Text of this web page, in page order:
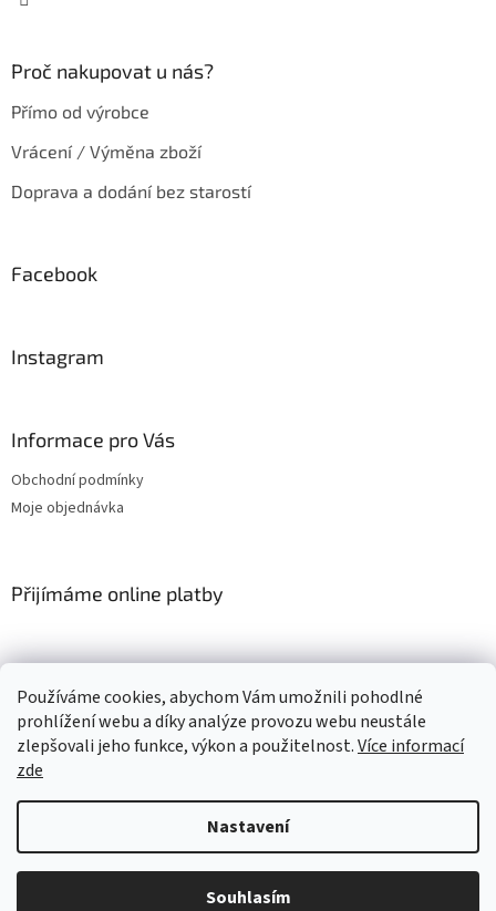
Používáme cookies, abychom Vám umožnili pohodlné
prohlížení webu a díky analýze provozu webu neustále
zlepšovali jeho funkce, výkon a použitelnost.Více informací
zde
Nastavení
Souhlasím
Proč nakupovat u nás?
Přímo od výrobce
Vrácení / Výměna zboží
Doprava a dodání bez starostí
Facebook
Instagram
Informace pro Vás
Obchodní podmínky
Moje objednávka
Přijímáme online platby
Vytvořil Shoptet
. Všechna práva vyhrazena.
nastavení cookies
sendinblue.page(productDetail, { 'ma_title' : Zachraň mě, 'ma_url' :